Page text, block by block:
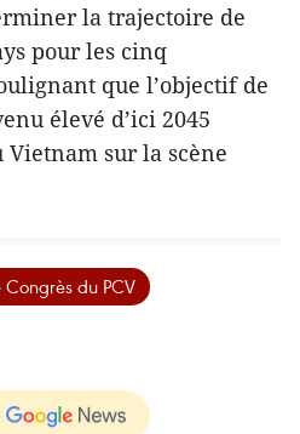
la trajectoire de
pour les cinq
que l’objectif de
élevé d’ici 2045
sur la scène
Congrès du PCV